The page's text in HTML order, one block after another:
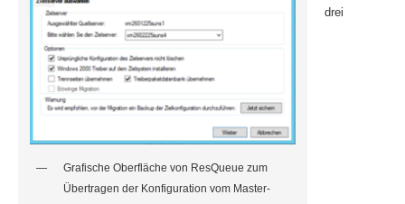
Grafische Oberfläche von ResQueue zum
Übertragen der Konfiguration vom Master-
drei